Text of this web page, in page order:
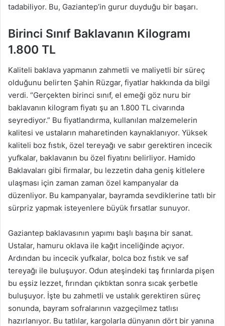
tadabiliyor. Bu, Gaziantep’in gurur duyduğu bir başarı.
Birinci Sınıf Baklavanın Kilogramı
1.800 TL
Kaliteli baklava yapmanın zahmetli ve maliyetli bir süreç
olduğunu belirten Şahin Rüzgar, fiyatlar hakkında da bilgi
verdi. “Gerçekten birinci sınıf, el emeği göz nuru bir
baklavanın kilogram fiyatı şu an 1.800 TL civarında
seyrediyor.” Bu fiyatlandırma, kullanılan malzemelerin
kalitesi ve ustaların maharetinden kaynaklanıyor. Yüksek
kaliteli boz fıstık, özel tereyağı ve sabır gerektiren incecik
yufkalar, baklavanın bu özel fiyatını belirliyor. Hamido
Baklavaları gibi firmalar, bu lezzetin daha geniş kitlelere
ulaşması için zaman zaman özel kampanyalar da
düzenliyor. Bu kampanyalar, bayramda sevdiklerine tatlı bir
sürpriz yapmak isteyenlere büyük fırsatlar sunuyor.
Gaziantep baklavasının yapımı başlı başına bir sanat.
Ustalar, hamuru oklava ile kağıt inceliğinde açıyor.
Ardından bu incecik yufkalar, bolca boz fıstık ve saf
tereyağı ile buluşuyor. Odun ateşindeki taş fırınlarda pişen
bu eşsiz lezzet, fırından çıktıktan sonra sıcak şerbetle
buluşuyor. İşte bu zahmetli ve ustalık gerektiren süreç
sonunda, bayram sofralarının vazgeçilmez tatlısı
hazırlanıyor. Bu tatlılar, kargolarla dünyanın dört bir yanına